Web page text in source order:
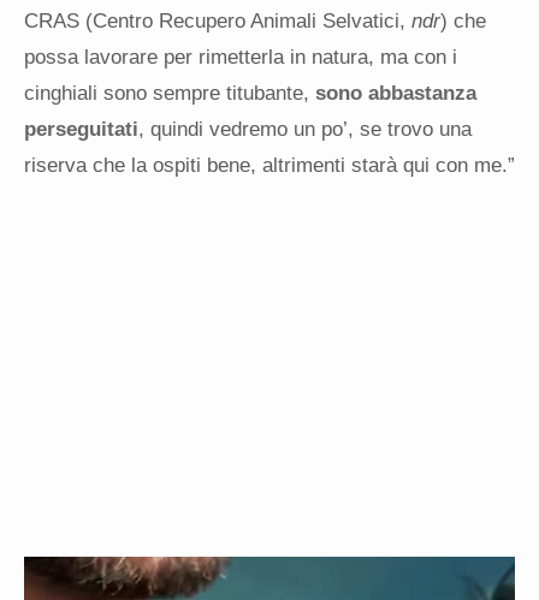
CRAS (Centro Recupero Animali Selvatici, ndr) che
possa lavorare per rimetterla in natura, ma con i
cinghiali sono sempre titubante, sono abbastanza
perseguitati, quindi vedremo un po’, se trovo una
riserva che la ospiti bene, altrimenti starà qui con me.”